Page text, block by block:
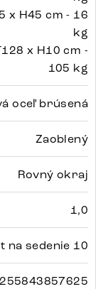
x H45 cm - 16
kg
x H10 cm -
105 kg
oceľ brúsená
Zaoblený
Rovný okraj
1,0
na sedenie 10